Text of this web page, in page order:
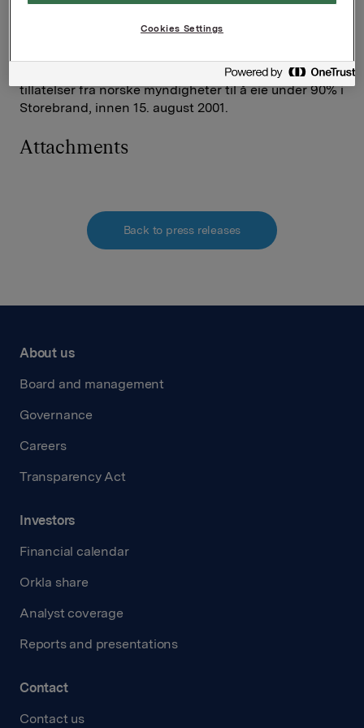
løper ut den 10.7.01. Orklas aksept vil dog være
enten har fått 90% aksept eller har fått nødvendige
tillatelser fra norske myndigheter til å eie under 90% i
Storebrand, innen 15. august 2001.
Attachments
Back to press releases
About us
Board and management
Governance
Careers
Transparency Act
Investors
Financial calendar
Orkla share
Analyst coverage
Reports and presentations
Contact
Contact us
Cookies Settings